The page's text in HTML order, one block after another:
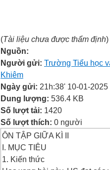
(Tài liệu chưa được thẩm định)
Nguồn:
Người gửi: Trường Tiểu học
Khiêm
Ngày gửi: 21h:38' 10-01-2025
Dung lượng: 536.4 KB
Số lượt tải: 1420
Số lượt thích: 0 người
ÔN TẬP GIỮA KÌ II
I. MỤC TIÊU
1. Kiến thức